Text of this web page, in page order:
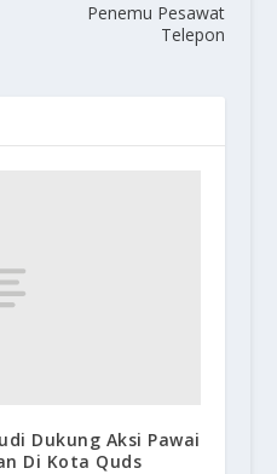
Penemu Pesawat
Telepon
Dukung Aksi Pawai
Di Kota Quds